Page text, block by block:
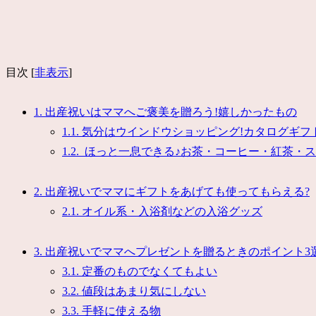
目次 [非表示]
1. 出産祝いはママへご褒美を贈ろう!嬉しかったもの
1.1. 気分はウインドウショッピング!カタログギフ
1.2. ほっと一息できる♪お茶・コーヒー・紅茶・
2. 出産祝いでママにギフトをあげても使ってもらえる?
2.1. オイル系・入浴剤などの入浴グッズ
3. 出産祝いでママへプレゼントを贈るときのポイント3
3.1. 定番のものでなくてもよい
3.2. 値段はあまり気にしない
3.3. 手軽に使える物